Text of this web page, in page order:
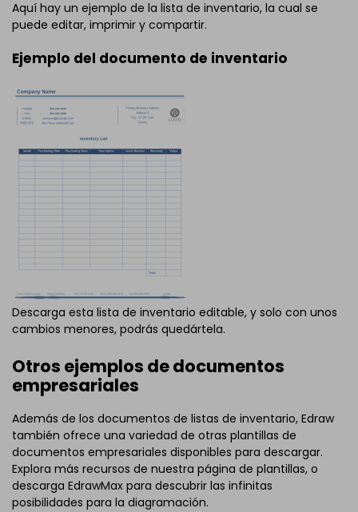
Aquí hay un ejemplo de la lista de inventario, la cual se
puede editar, imprimir y compartir.
Ejemplo del documento de inventario
Descarga esta lista de inventario editable, y solo con unos
cambios menores, podrás quedártela.
Otros ejemplos de documentos
empresariales
Además de los documentos de listas de inventario, Edraw
también ofrece una variedad de otras plantillas de
documentos empresariales disponibles para descargar.
Explora más recursos de nuestra página de plantillas, o
descarga EdrawMax para descubrir las infinitas
posibilidades para la diagramación.